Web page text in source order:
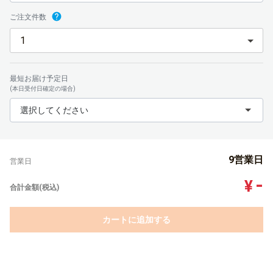
ご注文件数
最短お届け予定日
(本日受付日確定の場合)
選択してください
営業日 9営業日
合計金額(税込) ¥ -
カートに追加する